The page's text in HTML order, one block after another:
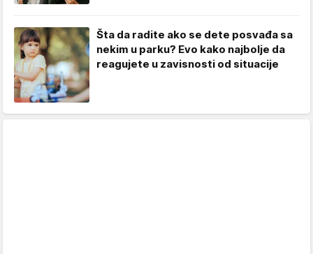
Šta da radite ako se dete posvađa sa
nekim u parku? Evo kako najbolje da
reagujete u zavisnosti od situacije